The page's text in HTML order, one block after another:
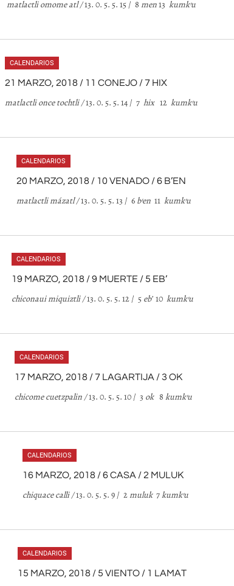
matlactli omome atl /13. 0. 5. 5. 15 / 8 men13 kumk’u
CALENDARIOS
21 MARZO, 2018 / 11 CONEJO / 7 HIX
matlactli once tochtli /13. 0. 5. 5. 14 / 7 hix12 kumk’u
CALENDARIOS
20 MARZO, 2018 / 10 VENADO / 6 B’EN
matlactli mázatl /13. 0. 5. 5. 13 / 6 b’en 11 kumk’u
CALENDARIOS
19 MARZO, 2018 / 9 MUERTE / 5 EB’
chiconaui miquiztli /13. 0. 5. 5. 12 / 5 eb’10 kumk’u
CALENDARIOS
17 MARZO, 2018 / 7 LAGARTIJA / 3 OK
chicome cuetzpalin /13. 0. 5. 5. 10 / 3 ok8 kumk’u
CALENDARIOS
16 MARZO, 2018 / 6 CASA / 2 MULUK
chiquace calli /13. 0. 5. 5. 9 / 2muluk7kumk’u
CALENDARIOS
15 MARZO, 2018 / 5 VIENTO / 1 LAMAT